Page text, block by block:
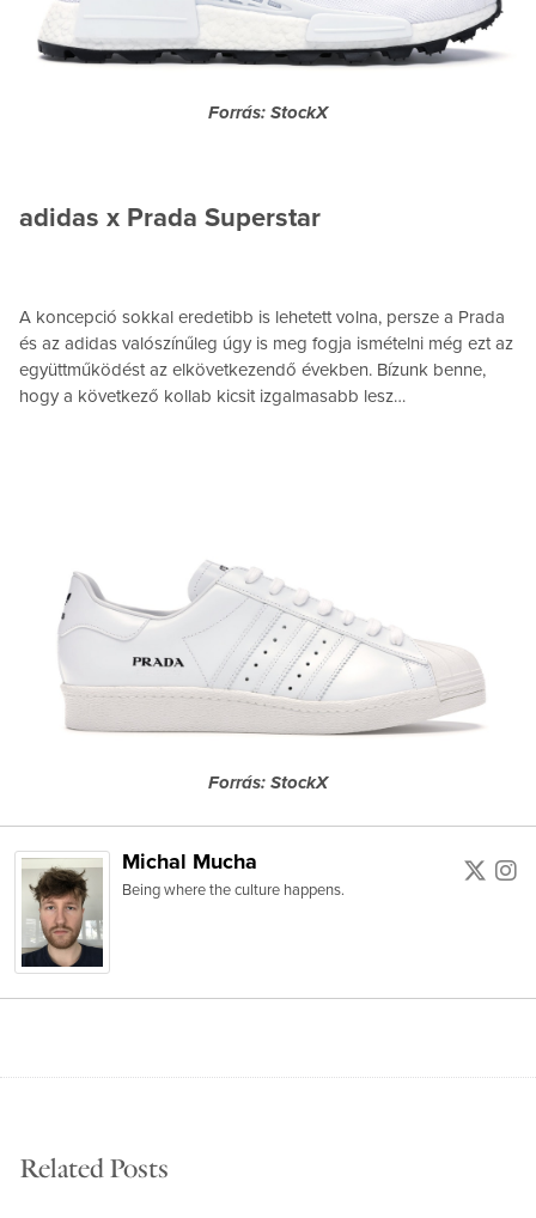
Forrás: StockX
adidas x Prada Superstar
A koncepció sokkal eredetibb is lehetett volna, persze a Prada
és az adidas valószínűleg úgy is meg fogja ismételni még ezt az
együttműködést az elkövetkezendő években. Bízunk benne,
hogy a következő kollab kicsit izgalmasabb lesz…
Forrás: StockX
Michal Mucha
Being where the culture happens.
Related Posts